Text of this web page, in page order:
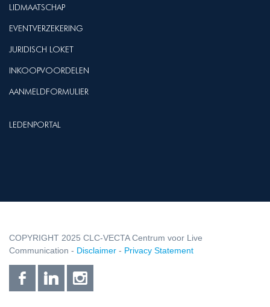
LIDMAATSCHAP
EVENTVERZEKERING
JURIDISCH LOKET
INKOOPVOORDELEN
AANMELDFORMULIER
LEDENPORTAL
COPYRIGHT 2025 CLC-VECTA Centrum voor Live
Communication - Disclaimer - Privacy Statement